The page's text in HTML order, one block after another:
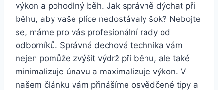
výkon a pohodlný běh. Jak správně dýchat při
běhu, aby vaše plíce nedostávaly šok? Nebojte
se, máme pro vás profesionální rady od
odborníků. Správná dechová technika vám
nejen pomůže zvýšit výdrž při běhu, ale také
minimalizuje únavu a maximalizuje výkon. V
našem článku vám přinášíme osvědčené tipy a